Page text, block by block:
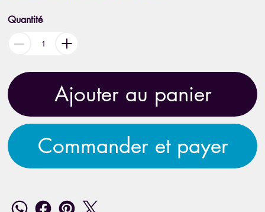
Quantité
Ajouter au panier
Commander et payer